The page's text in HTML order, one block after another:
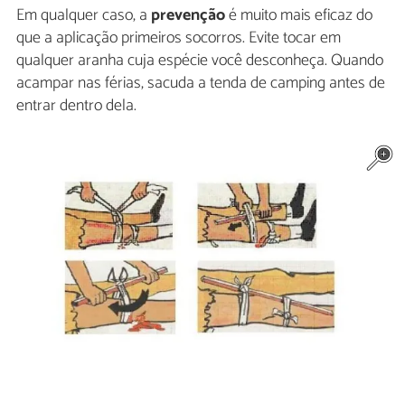
Em qualquer caso, a prevençãoé muito mais eficaz do
que a aplicação primeiros socorros. Evite tocar em
qualquer aranha cuja espécie você desconheça. Quando
acampar nas férias, sacuda a tenda de camping antes de
entrar dentro dela.